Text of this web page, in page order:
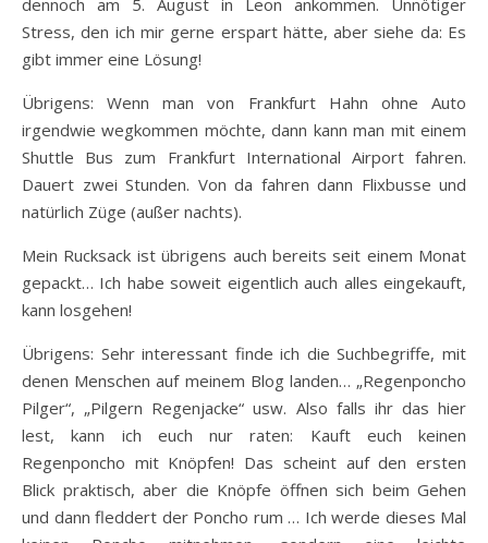
dennoch am 5. August in Leon ankommen. Unnötiger
Stress, den ich mir gerne erspart hätte, aber siehe da: Es
gibt immer eine Lösung!
Übrigens: Wenn man von Frankfurt Hahn ohne Auto
irgendwie wegkommen möchte, dann kann man mit einem
Shuttle Bus zum Frankfurt International Airport fahren.
Dauert zwei Stunden. Von da fahren dann Flixbusse und
natürlich Züge (außer nachts).
Mein Rucksack ist übrigens auch bereits seit einem Monat
gepackt… Ich habe soweit eigentlich auch alles eingekauft,
kann losgehen!
Übrigens: Sehr interessant finde ich die Suchbegriffe, mit
denen Menschen auf meinem Blog landen… „Regenponcho
Pilger“, „Pilgern Regenjacke“ usw. Also falls ihr das hier
lest, kann ich euch nur raten: Kauft euch keinen
Regenponcho mit Knöpfen! Das scheint auf den ersten
Blick praktisch, aber die Knöpfe öffnen sich beim Gehen
und dann fleddert der Poncho rum … Ich werde dieses Mal